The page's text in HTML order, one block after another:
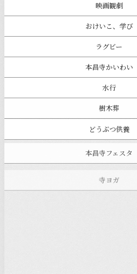
映画観劇
おけいこ、学び
ラグビー
本昌寺かいわい
水行
樹木葬
どうぶつ供養
本昌寺フェスタ
お知らせ